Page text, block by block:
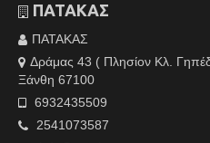
ΠΑΤΑΚΑΣ
ΠΑΤΑΚΑΣ
Δράμας 43 ( Πλησίον Κλ.
Ξάνθη 67100
6932435509
2541073587